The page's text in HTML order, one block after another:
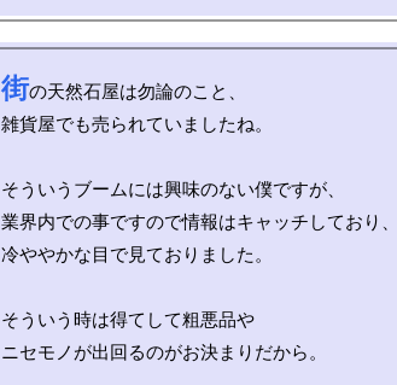
街の天然石屋は勿論のこと、
雑貨屋でも売られていましたね。
そういうブームには興味のない僕ですが、
業界内での事ですので情報はキャッチしており、
冷ややかな目で見ておりました。
そういう時は得てして粗悪品や
ニセモノが出回るのがお決まりだから。